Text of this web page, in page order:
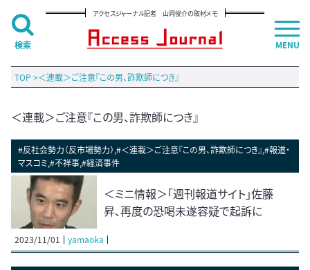
アクセスジャーナル記者 山岡俊介の取材メモ
TOP >＜連載＞ご注意『この男、詐欺師につき』
＜連載＞ご注意『この男、詐欺師につき』
#反社会勢力（反市場勢力）,#＜連載＞ご注意『この男、詐欺師につき』,#報道・
マスコミ,#不祥事,#経済事件
＜ミニ情報＞「週刊報道サイト」佐藤
昇、再度の恐喝未遂容疑で起訴に
2023/11/01 yamaoka
MENU
検索